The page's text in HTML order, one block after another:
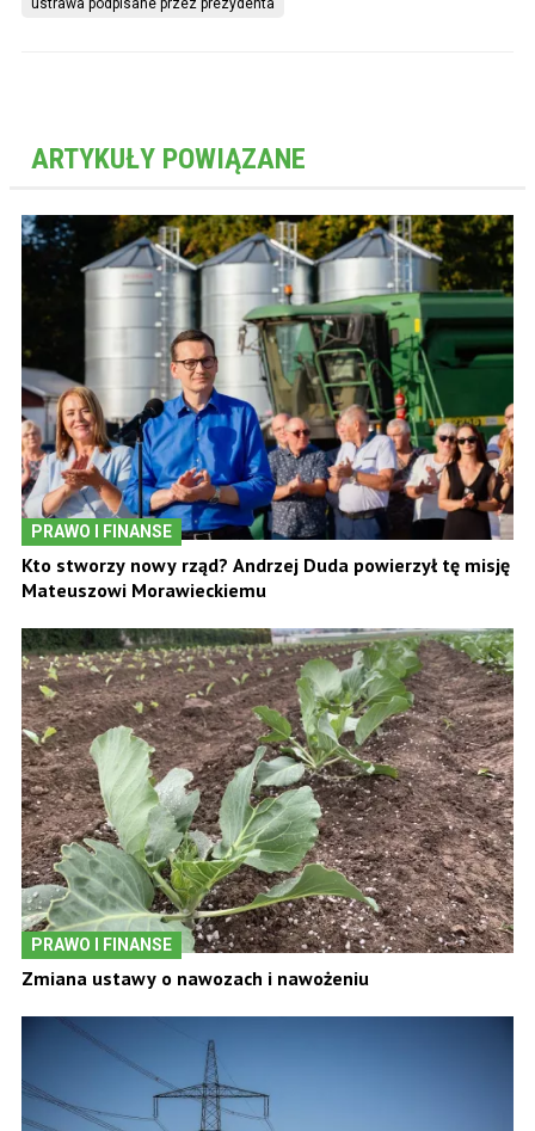
ARTYKUŁY POWIĄZANE
PRAWO I FINANSE
Kto stworzy nowy rząd? Andrzej Duda powierzył tę misję
Mateuszowi Morawieckiemu
PRAWO I FINANSE
Zmiana ustawy o nawozach i nawożeniu